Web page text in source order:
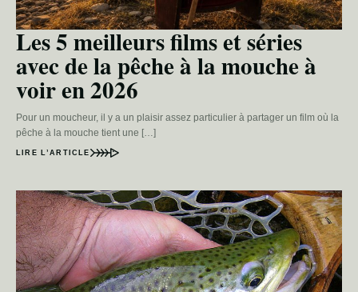
Les 5 meilleurs films et séries
avec de la pêche à la mouche à
voir en 2026
Pour un moucheur, il y a un plaisir assez particulier à partager un film où la
pêche à la mouche tient une […]
LIRE L’ARTICLE